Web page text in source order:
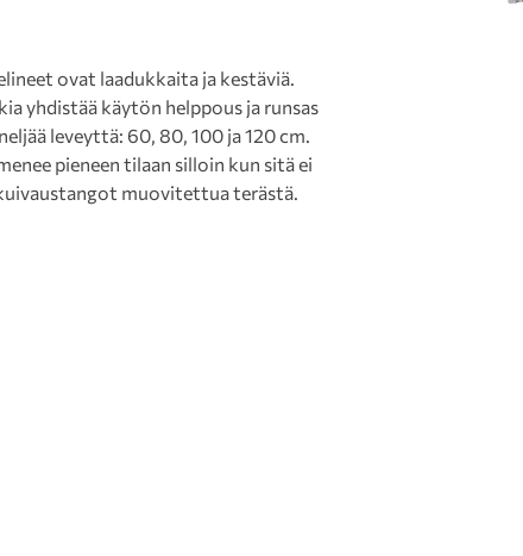
ovat laadukkaita ja kestäviä.
yhdistää käytön helppous ja runsas
leveyttä: 60, 80, 100 ja 120 cm.
pieneen tilaan silloin kun sitä ei
muovitettua terästä.